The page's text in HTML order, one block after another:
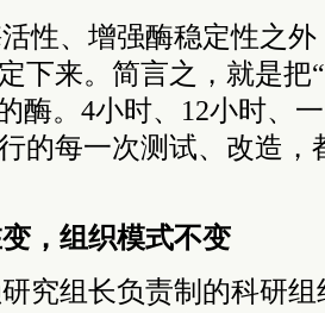
性、增强酶稳定性之
下来。简言之，就是把
酶。4小时、12小时
的每一次测试、改造，
，组织模式不变
究组长负责制的科研